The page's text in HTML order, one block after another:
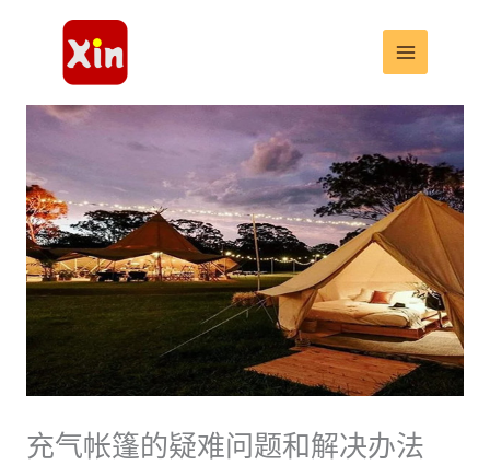
充气帐篷的疑难问题和解决办法